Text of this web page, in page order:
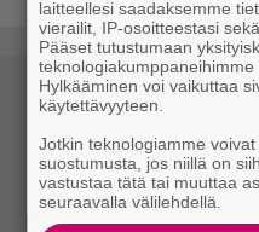
laitteellesi saadaksemme
vierailit, IP-osoitteestasi
Pääset tutustumaan
teknologiakumppaneihimme
Hylkääminen voi vaikuttaa
käytettävyyteen.
Jotkin teknologiamme
suostumusta, jos niillä on
vastustaa tätä tai muuttaa
seuraavalla välilehdellä.